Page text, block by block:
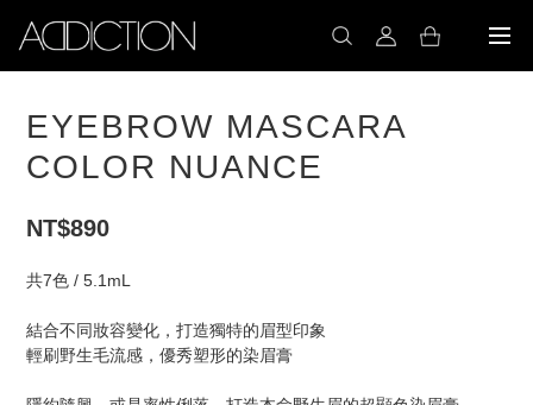
EYEBROW MASCARA
COLOR NUANCE
NT$890
共7色 / 5.1mL
結合不同妝容變化，打造獨特的眉型印象
輕刷野生毛流感，優秀塑形的染眉膏